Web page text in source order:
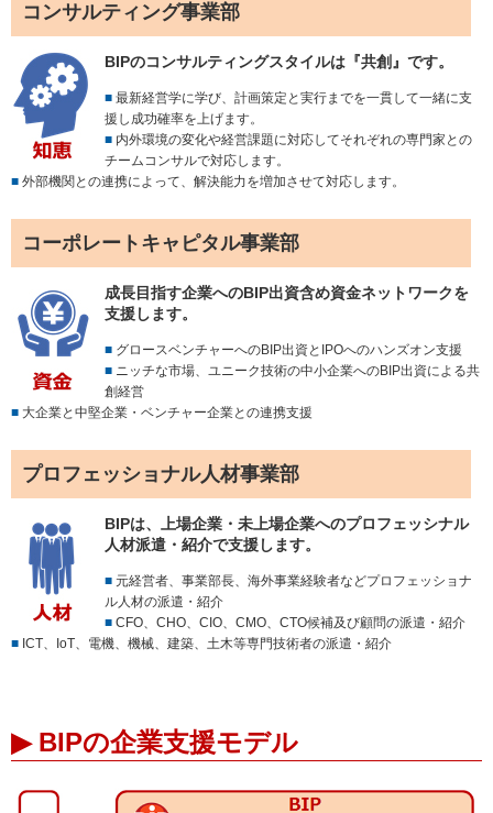
コンサルティング事業部
BIPのコンサルティングスタイルは『共創』です。
■ 最新経営学に学び、計画策定と実行までを一貫して一緒に支
援し成功確率を上げます。
■ 内外環境の変化や経営課題に対応してそれぞれの専門家との
チームコンサルで対応します。
■ 外部機関との連携によって、解決能力を増加させて対応します。
コーポレートキャピタル事業部
成長目指す企業へのBIP出資含め資金ネットワークを
支援します。
■ グロースベンチャーへのBIP出資とIPOへのハンズオン支援
■ ニッチな市場、ユニーク技術の中小企業へのBIP出資による共
創経営
■ 大企業と中堅企業・ベンチャー企業との連携支援
プロフェッショナル人材事業部
BIPは、上場企業・未上場企業へのプロフェッシナル
人材派遣・紹介で支援します。
■ 元経営者、事業部長、海外事業経験者などプロフェッショナ
ル人材の派遣・紹介
■ CFO、CHO、CIO、CMO、CTO候補及び顧問の派遣・紹介
■ ICT、IoT、電機、機械、建築、土木等専門技術者の派遣・紹介
▶ BIPの企業支援モデル